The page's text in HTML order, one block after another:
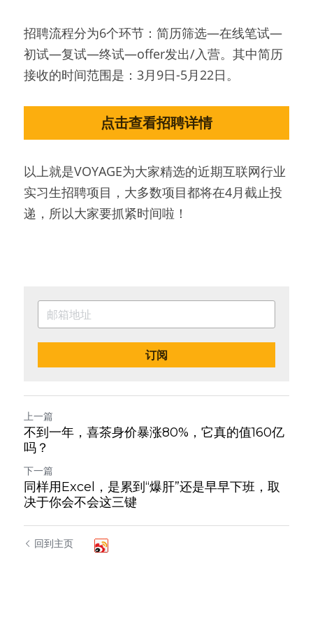
招聘流程分为6个环节：简历筛选—在线笔试—
初试—复试—终试—offer发出/入营。其中简历
接收的时间范围是：3月9日-5月22日。
点击查看招聘详情
以上就是VOYAGE为大家精选的近期互联网行业
实习生招聘项目，大多数项目都将在4月截止投
递，所以大家要抓紧时间啦！
订阅
上一篇
不到一年，喜茶身价暴涨80%，它真的值160亿
吗？
下一篇
同样用Excel，是累到“爆肝”还是早早下班，取
决于你会不会这三键
回到主页